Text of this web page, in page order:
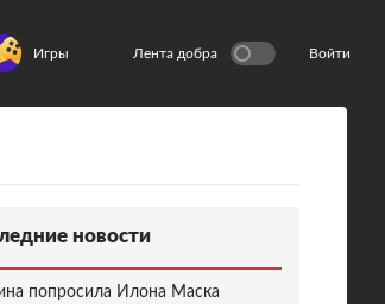
Игры Лента добра Войти
новости
попросила Илона Маска